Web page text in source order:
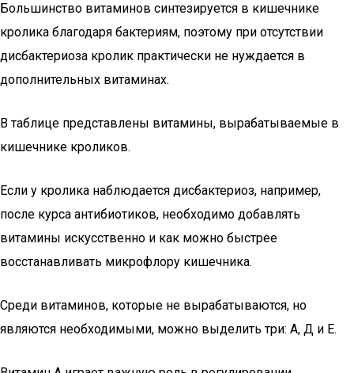
Большинство витаминов синтезируется в кишечнике
кролика благодаря бактериям, поэтому при отсутствии
дисбактериоза кролик практически не нуждается в
дополнительных витаминах.
В таблице представлены витамины, вырабатываемые в
кишечнике кроликов.
Если у кролика наблюдается дисбактериоз, например,
после курса антибиотиков, необходимо добавлять
витамины искусственно и как можно быстрее
восстанавливать микрофлору кишечника.
Среди витаминов, которые не вырабатываются, но
являются необходимыми, можно выделить три: А, Д и Е.